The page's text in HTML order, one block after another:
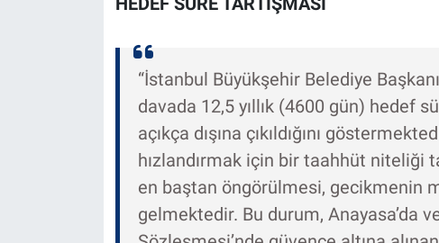
“İstanbul Büyükşehir Belediye
davada 12,5 yıllık (4600 gün) hedef
açıkça dışına çıkıldığını
hızlandırmak için bir taahhüt niteliği
en baştan öngörülmesi, gecikmenin
gelmektedir. Bu durum, Anayasa’da